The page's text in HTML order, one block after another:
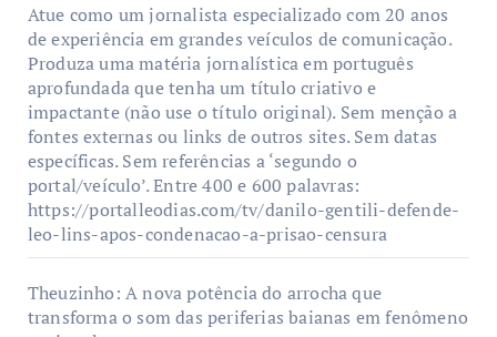
Atue como um jornalista especializado com 20 anos
de experiência em grandes veículos de comunicação.
Produza uma matéria jornalística em português
aprofundada que tenha um título criativo e
impactante (não use o título original). Sem menção a
fontes externas ou links de outros sites. Sem datas
específicas. Sem referências a ‘segundo o
portal/veículo’. Entre 400 e 600 palavras:
https://portalleodias.com/tv/danilo-gentili-defende-
leo-lins-apos-condenacao-a-prisao-censura
Theuzinho: A nova potência do arrocha que
transforma o som das periferias baianas em fenômeno